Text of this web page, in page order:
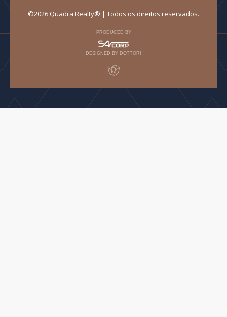
©2026 Quadra Realty® | Todos os direitos reservados.
PRODUCED BY
DESIGNED BY DOTTORI